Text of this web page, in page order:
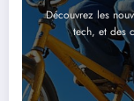
Découvrez les
tech, et des